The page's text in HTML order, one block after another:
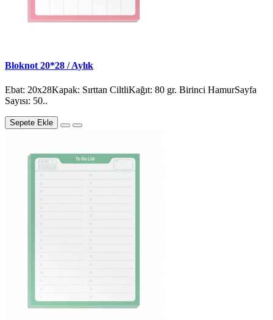
Bloknot 20*28 / Aylık
Ebat: 20x28Kapak: Sırttan CiltliKağıt: 80 gr. Birinci HamurSayfa
Sayısı: 50..
Sepete Ekle